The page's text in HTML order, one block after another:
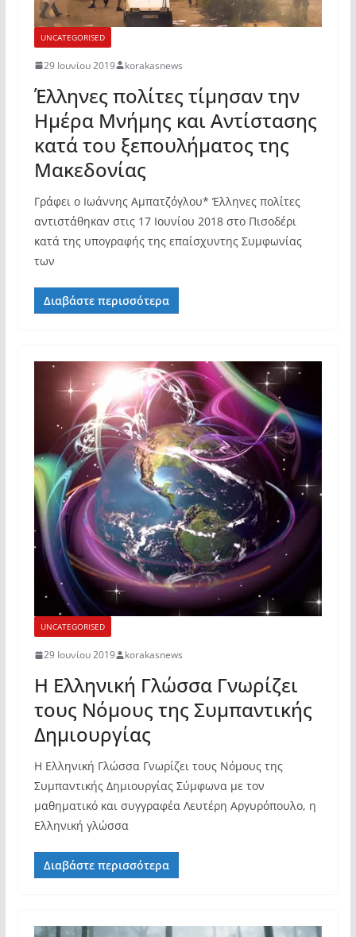
UNCATEGORISED
29 Ιουνίου 2019 korakasnews
Έλληνες πολίτες τίμησαν την
Ημέρα Μνήμης και Αντίστασης
κατά του ξεπουλήματος της
Μακεδονίας
Γράφει ο Ιωάννης Αμπατζόγλου* Έλληνες πολίτες
αντιστάθηκαν στις 17 Ιουνίου 2018 στο Πισοδέρι
κατά της υπογραφής της επαίσχυντης Συμφωνίας
των
Διαβάστε περισσότερα
UNCATEGORISED
29 Ιουνίου 2019 korakasnews
Η Ελληνική Γλώσσα Γνωρίζει
τους Νόμους της Συμπαντικής
Δημιουργίας
Η Ελληνική Γλώσσα Γνωρίζει τους Νόμους της
Συμπαντικής Δημιουργίας Σύμφωνα με τον
μαθηματικό και συγγραφέα Λευτέρη Αργυρόπουλο, η
Ελληνική γλώσσα
Διαβάστε περισσότερα